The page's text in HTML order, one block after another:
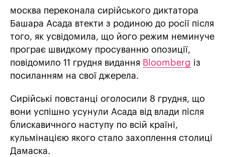
москва переконала сирійського диктатора
Башара Асада втекти з родиною до росії після
того, як усвідомила, що його режим неминуче
програє швидкому просуванню опозиції,
повідомило 11 грудня видання Bloomberg із
посиланням на свої джерела.
Сирійські повстанці оголосили 8 грудня, що
вони успішно усунули Асада від влади після
блискавичного наступу по всій країні,
кульмінацією якого стало захоплення столиці
Дамаска.